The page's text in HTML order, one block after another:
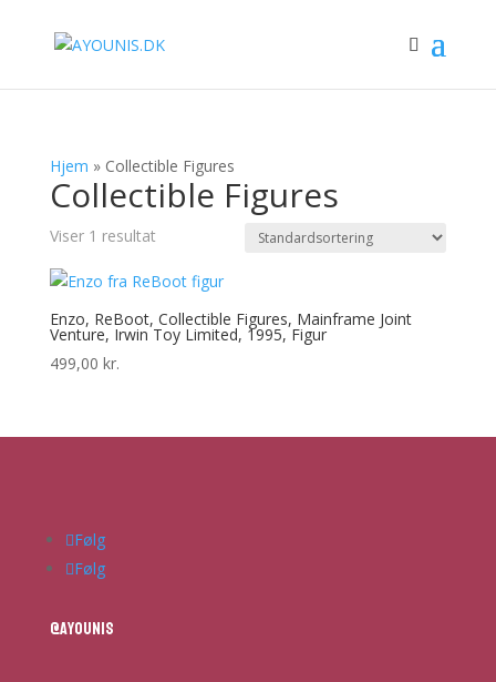
Hjem » Collectible Figures
Collectible Figures
Viser 1 resultat
Enzo, ReBoot, Collectible Figures, Mainframe Joint
Venture, Irwin Toy Limited, 1995, Figur
499,00 kr.
Følg
Følg
@ayounis